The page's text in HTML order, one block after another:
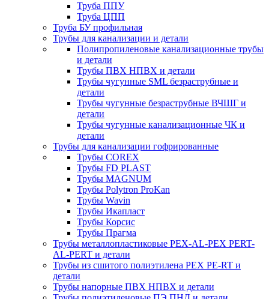
Труба ППУ
Труба ЦПП
Труба БУ профильная
Трубы для канализации и детали
Полипропиленовые канализационные трубы
и детали
Трубы ПВХ НПВХ и детали
Трубы чугунные SML безраструбные и
детали
Трубы чугунные безраструбные ВЧШГ и
детали
Трубы чугунные канализационные ЧК и
детали
Трубы для канализации гофрированные
Трубы COREX
Трубы FD PLAST
Трубы MAGNUM
Трубы Polytron ProKan
Трубы Wavin
Трубы Икапласт
Трубы Корсис
Трубы Прагма
Трубы металлопластиковые PEX-AL-PEX PERT-
AL-PERT и детали
Трубы из сшитого полиэтилена PEX PE-RT и
детали
Трубы напорные ПВХ НПВХ и детали